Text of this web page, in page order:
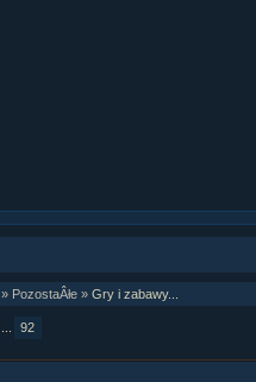
» PozostaÂłe » Gry i zabawy...
92